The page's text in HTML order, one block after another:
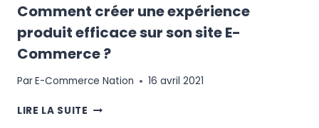
Comment créer une expérience
produit efficace sur son site E-
Commerce ?
ParE-Commerce Nation 16 avril 2021
LIRE LA SUITE COMMENT